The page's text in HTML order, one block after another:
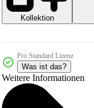
Kollektion
Pro Standard Lizenz
Was ist das?
Weitere Informationen